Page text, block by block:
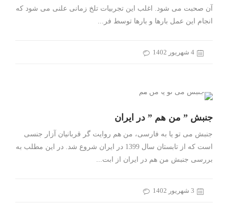
آن صحبت می شود. اغلب این تجربیات تلخ زمانی علنی می شود که
انجام این عمل بارها و بارها توسط فر...
4 شهریور 1402
جنبش ” من هم ” در ایران
جنبش می تو یا به فارسی، من هم روایت گر قربانیان آزار جنسی
است که از تابستان سال 1399 در ایران شروع شد. در این مطلب به
بررسی جنبش من هم در ایران از ابت...